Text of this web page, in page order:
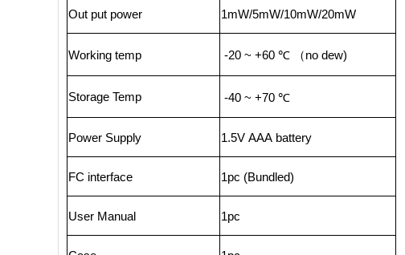
Out put power 1mW/5mW/10mW/20mW
Working temp -20 ~ +60 ℃ （no dew)
Storage Temp -40 ~ +70 ℃
Power Supply 1.5V AAA battery
FC interface 1pc (Bundled)
User Manual 1pc